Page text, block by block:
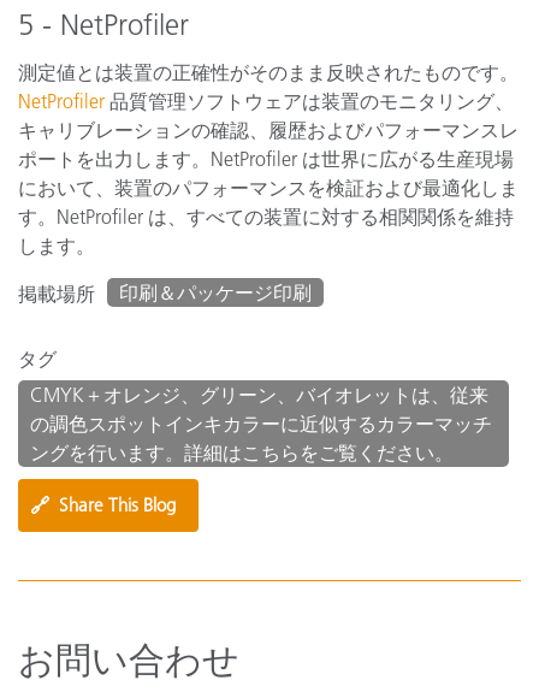
5 - NetProfiler
測定値とは装置の正確性がそのまま反映されたものです。
NetProfiler 品質管理ソフトウェアは装置のモニタリング、
キャリブレーションの確認、履歴およびパフォーマンスレ
ポートを出力します。NetProfiler は世界に広がる生産現場
において、装置のパフォーマンスを検証および最適化しま
す。NetProfiler は、すべての装置に対する相関関係を維持
します。
掲載場所
印刷＆パッケージ印刷
タグ
CMYK＋オレンジ、グリーン、バイオレットは、従来
の調色スポットインキカラーに近似するカラーマッチ
ングを行います。詳細はこちらをご覧ください。
🔗 Share This Blog
お問い合わせ